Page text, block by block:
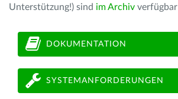
Unterstützung!) sind im Archiv verfügbar
DOKUMENTATION
SYSTEMANFORDERUNGEN